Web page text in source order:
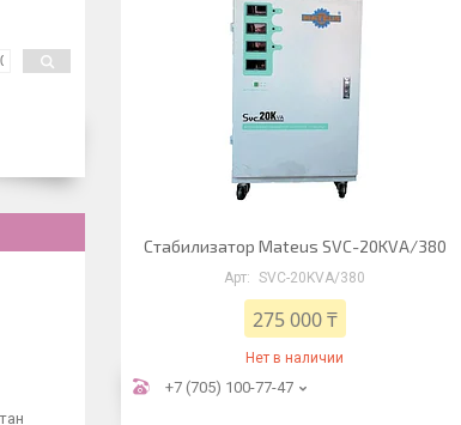
Стабилизатор Mateus SVC-20KVA/380
SVC-20KVA/380
275 000 ₸
Нет в наличии
+7 (705) 100-77-47